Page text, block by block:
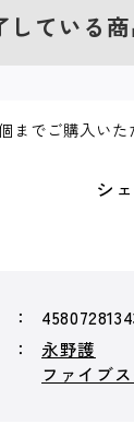
している
までご購入いた
シ
永野護
ファイブス